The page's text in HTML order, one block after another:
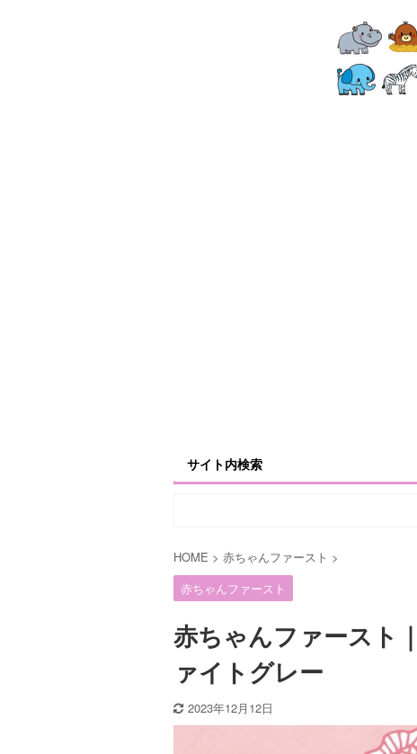
サイト内検索
HOME > 赤ちゃんファースト >
赤ちゃんファースト
赤ちゃんファースト
ァイトグレー
2023年12月12日